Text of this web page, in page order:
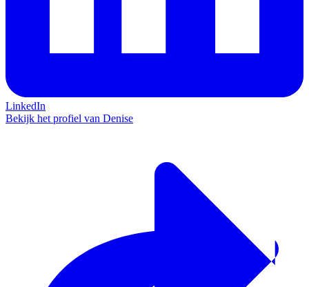
LinkedIn
Bekijk het profiel van Denise